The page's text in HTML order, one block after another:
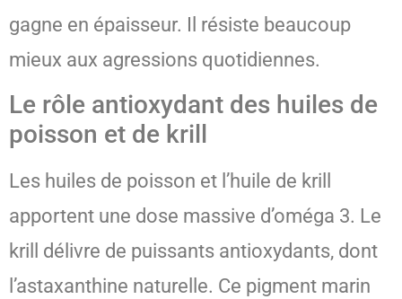
gagne en épaisseur. Il résiste beaucoup
mieux aux agressions quotidiennes.
Le rôle antioxydant des huiles de
poisson et de krill
Les huiles de poisson et l’huile de krill
apportent une dose massive d’oméga 3. Le
krill délivre de puissants antioxydants, dont
l’astaxanthine naturelle. Ce pigment marin